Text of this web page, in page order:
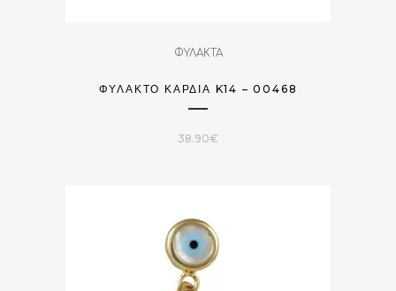
ΦΥΛΑΚΤΑ
ΦΥΛΑΚΤΌ ΚΑΡΔΙΆ K14 – 00468
38.90€